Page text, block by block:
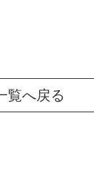
覧へ戻る